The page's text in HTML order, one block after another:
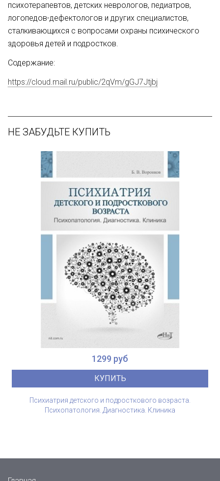
психотерапевтов, детских неврологов, педиатров,
логопедов-дефектологов и других специалистов,
сталкивающихся с вопросами охраны психического
здоровья детей и подростков.
Содержание:
https://cloud.mail.ru/public/2qVm/gGJ7Jtjbj
НЕ ЗАБУДЬТЕ КУПИТЬ
1299 руб
КУПИТЬ
Психиатрия детского и подросткового возраста.
Психопатология. Диагностика. Клиника